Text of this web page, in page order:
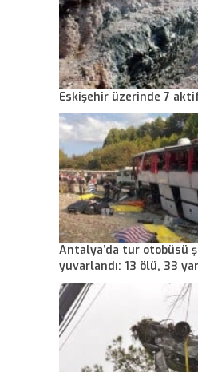
Eskişehir üzerinde 7
Antalya’da tur otobüsü
yuvarlandı: 13 ölü, 33